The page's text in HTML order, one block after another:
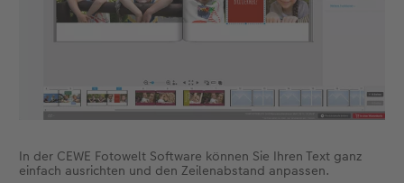
In der CEWE Fotowelt Software können Sie Ihren Text ganz
einfach ausrichten und den Zeilenabstand anpassen.